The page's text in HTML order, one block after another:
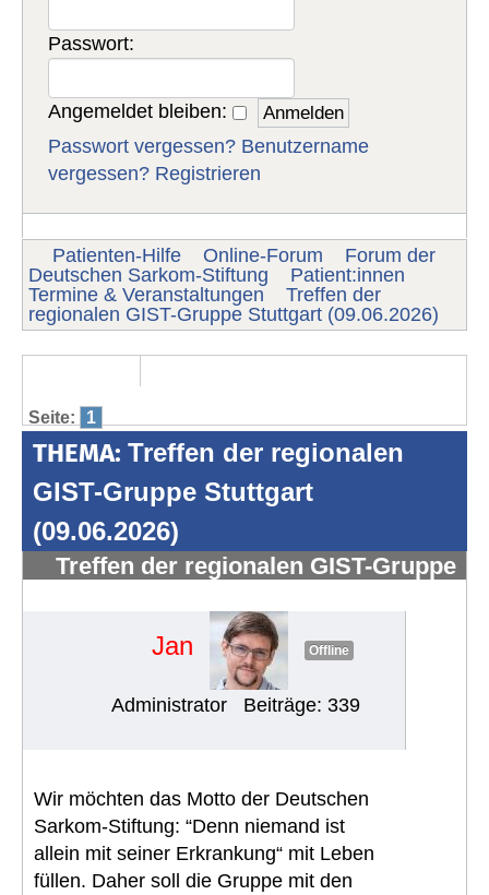
Passwort:
Angemeldet bleiben:
Passwort vergessen? Benutzername
vergessen? Registrieren
Patienten-Hilfe Online-Forum
Forum der
Deutschen Sarkom-Stiftung
Patient:innen
Termine & Veranstaltungen
Treffen der
regionalen GIST-Gruppe Stuttgart (09.06.2026)
Seite: 1
THEMA: Treffen der regionalen
GIST-Gruppe Stuttgart
(09.06.2026)
Treffen der regionalen GIST-Gruppe
Jan Offline
Administrator Beiträge: 339
Wir möchten das Motto der Deutschen
Sarkom-Stiftung: “Denn niemand ist
allein mit seiner Erkrankung“ mit Leben
füllen. Daher soll die Gruppe mit den